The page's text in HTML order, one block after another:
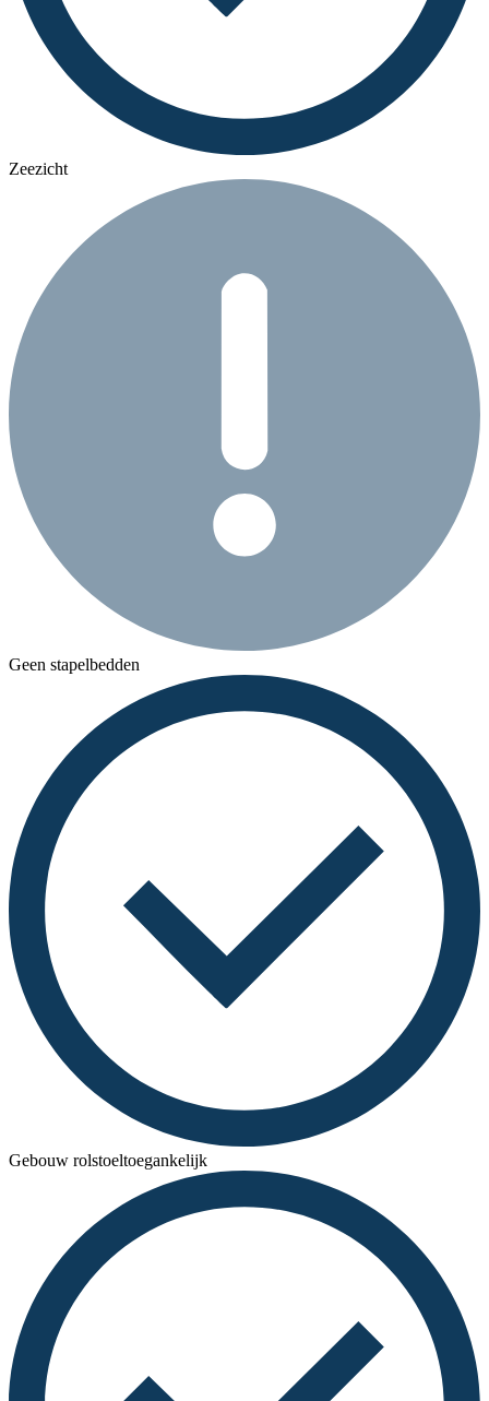
Zeezicht
Geen stapelbedden
Gebouw rolstoeltoegankelijk